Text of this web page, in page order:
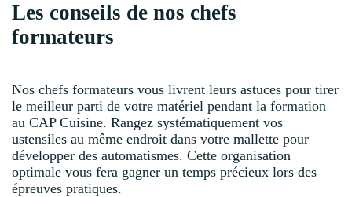
Les conseils de nos chefs
formateurs
Nos chefs formateurs vous livrent leurs astuces pour tirer
le meilleur parti de votre matériel pendant la formation
au CAP Cuisine. Rangez systématiquement vos
ustensiles au même endroit dans votre mallette pour
développer des automatismes. Cette organisation
optimale vous fera gagner un temps précieux lors des
épreuves pratiques.